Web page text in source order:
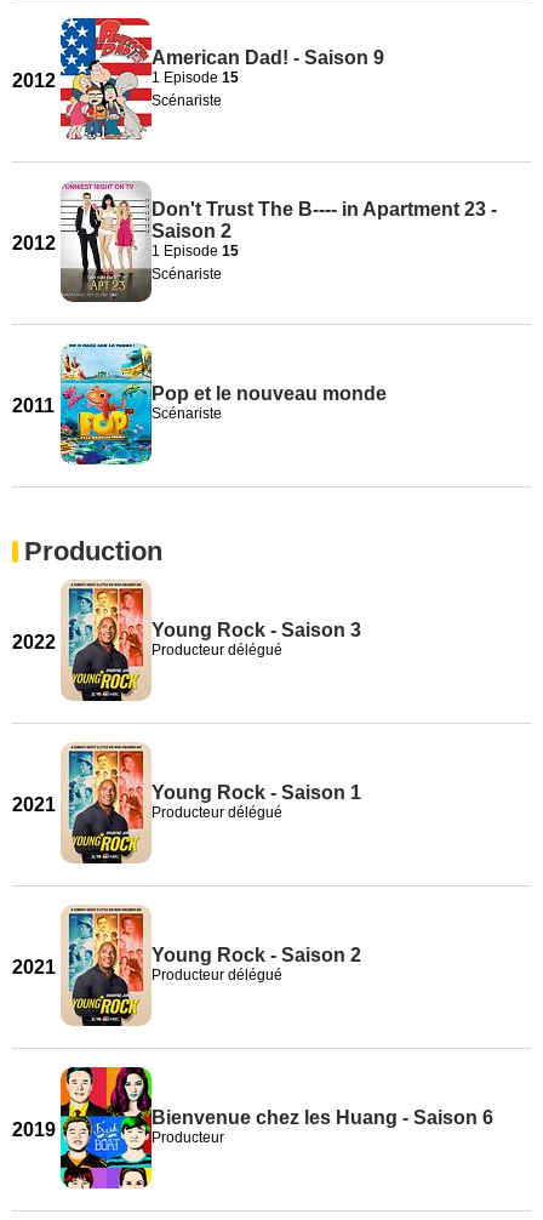
2012
American Dad! - Saison 9
1 Episode 15
Scénariste
2012
Don't Trust The B---- in Apartment 23 -
Saison 2
1 Episode 15
Scénariste
2011
Pop et le nouveau monde
Scénariste
Production
2022
Young Rock - Saison 3
Producteur délégué
2021
Young Rock - Saison 1
Producteur délégué
2021
Young Rock - Saison 2
Producteur délégué
2019
Bienvenue chez les Huang - Saison 6
Producteur